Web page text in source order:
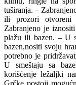
tuširanja. –
ili prozori
Zabranjeno je
plažu ili bazen. – U
bazen,nositi svoju
potrebno je
U smeštaju sa
korišćenje ležaljki
Grčke postoji